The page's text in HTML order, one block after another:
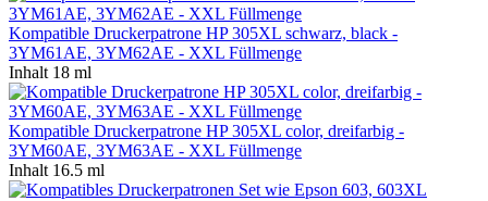
Kompatible Druckerpatrone HP 305XL schwarz, black -
3YM61AE, 3YM62AE - XXL Füllmenge
Inhalt 18 ml
Kompatible Druckerpatrone HP 305XL color, dreifarbig -
3YM60AE, 3YM63AE - XXL Füllmenge
Inhalt 16.5 ml